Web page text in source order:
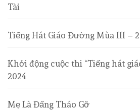
Tài
Tiếng Hát Giáo Đường Mùa III –
Khởi động cuộc thi “Tiếng hát
2024
Mẹ Là Đấng Tháo Gỡ